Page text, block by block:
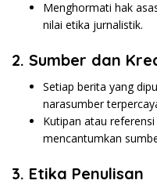
Menghormati hak
nilai etika jurnalistik.
2. Sumber dan
Setiap berita yang
narasumber
Kutipan atau
mencantumkan
3. Etika Penulisan